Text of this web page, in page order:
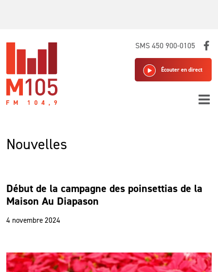
SMS 450 900-0105
Écouter en direct
Nouvelles
Début de la campagne des poinsettias de la
Maison Au Diapason
4 novembre 2024